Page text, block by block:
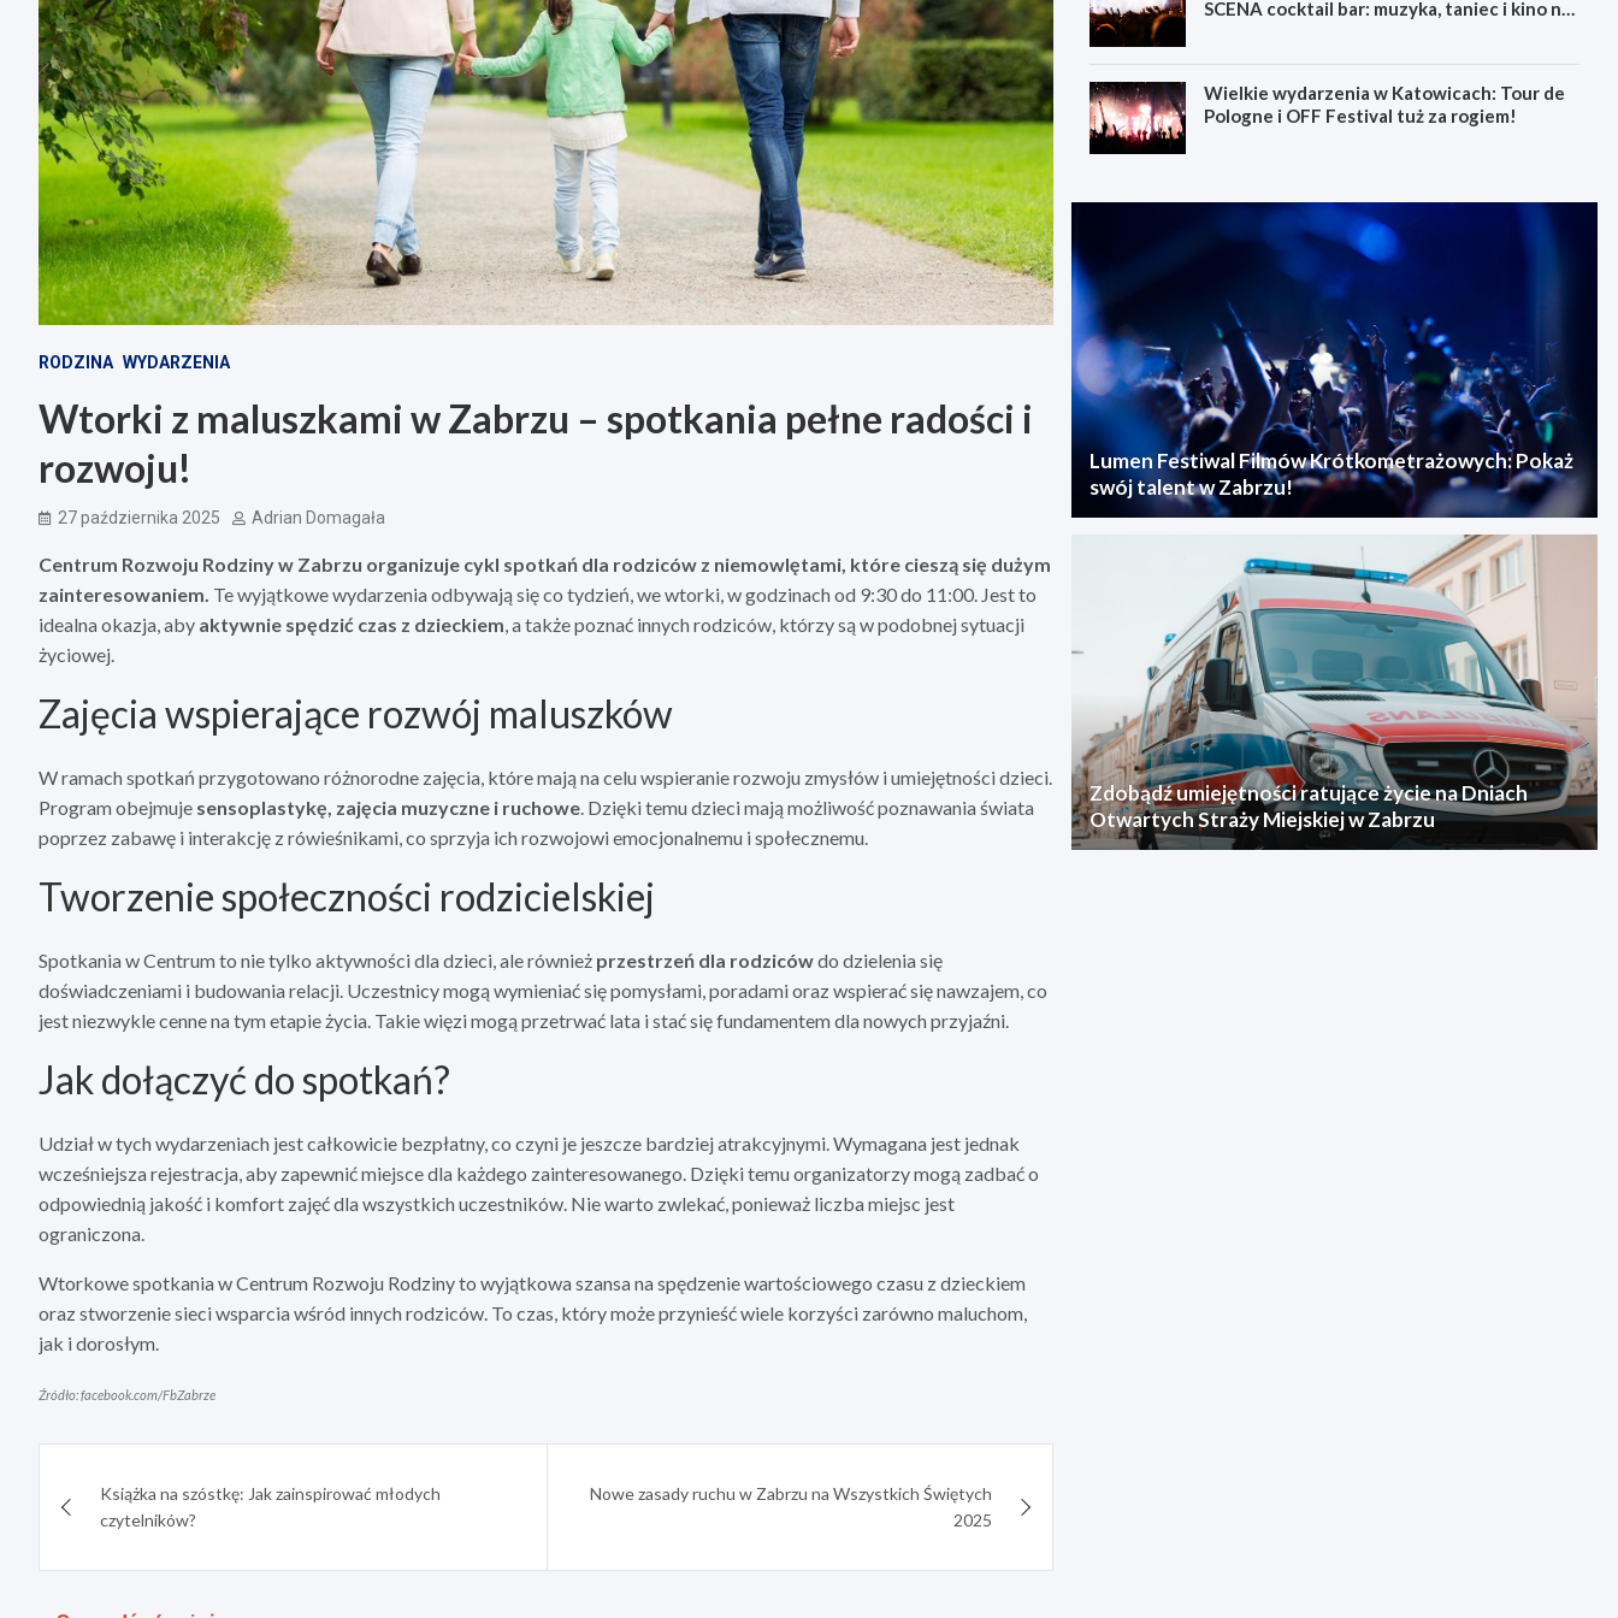
RODZINA WYDARZENIA
Wtorki z maluszkami w Zabrzu – spotkania pełne radości i
rozwoju!
27 października 2025 Adrian Domagała
Centrum Rozwoju Rodziny w Zabrzu organizuje cykl spotkań dla rodziców z niemowlętami, które cieszą się dużym
zainteresowaniem. Te wyjątkowe wydarzenia odbywają się co tydzień, we wtorki, w godzinach od 9:30 do 11:00. Jest to
idealna okazja, aby aktywnie spędzić czas z dzieckiem, a także poznać innych rodziców, którzy są w podobnej sytuacji
życiowej.
Zajęcia wspierające rozwój maluszków
W ramach spotkań przygotowano różnorodne zajęcia, które mają na celu wspieranie rozwoju zmysłów i umiejętności dzieci.
Program obejmuje sensoplastykę, zajęcia muzyczne i ruchowe. Dzięki temu dzieci mają możliwość poznawania świata
poprzez zabawę i interakcję z rówieśnikami, co sprzyja ich rozwojowi emocjonalnemu i społecznemu.
Tworzenie społeczności rodzicielskiej
Spotkania w Centrum to nie tylko aktywności dla dzieci, ale również przestrzeń dla rodzicówdo dzielenia się
doświadczeniami i budowania relacji. Uczestnicy mogą wymieniać się pomysłami, poradami oraz wspierać się nawzajem, co
jest niezwykle cenne na tym etapie życia. Takie więzi mogą przetrwać lata i stać się fundamentem dla nowych przyjaźni.
Jak dołączyć do spotkań?
Udział w tych wydarzeniach jest całkowicie bezpłatny, co czyni je jeszcze bardziej atrakcyjnymi. Wymagana jest jednak
wcześniejsza rejestracja, aby zapewnić miejsce dla każdego zainteresowanego. Dzięki temu organizatorzy mogą zadbać o
odpowiednią jakość i komfort zajęć dla wszystkich uczestników. Nie warto zwlekać, ponieważ liczba miejsc jest
ograniczona.
Wtorkowe spotkania w Centrum Rozwoju Rodziny to wyjątkowa szansa na spędzenie wartościowego czasu z dzieckiem
oraz stworzenie sieci wsparcia wśród innych rodziców. To czas, który może przynieść wiele korzyści zarówno maluchom,
jak i dorosłym.
Źródło: facebook.com/FbZabrze
wpisuKsiążka na szóstkę: Jak zainspirować młodych
czytelników?
Nowe zasady ruchu w Zabrzu na Wszystkich Świętych
2025
SCENA cocktail bar: muzyka, taniec i kino na
Wielkie wydarzenia w Katowicach: Tour de
Pologne i OFF Festival tuż za rogiem!
Lumen Festiwal Filmów Krótkometrażowych: Pokaż
swój talent w Zabrzu!
Zdobądź umiejętności ratujące życie na Dniach
Otwartych Straży Miejskiej w Zabrzu